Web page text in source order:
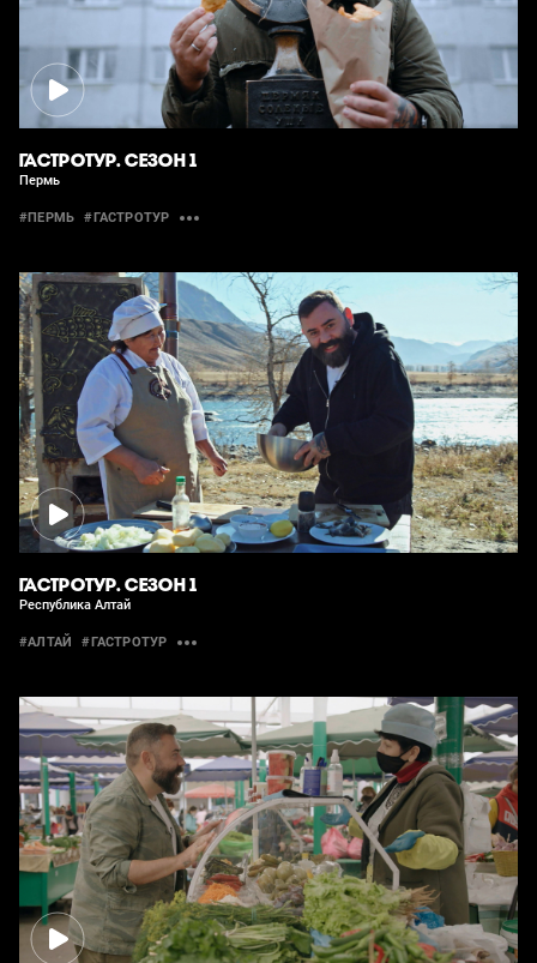
ГАСТРОТУР. СЕЗОН 1
Пермь
#ПЕРМЬ #ГАСТРОТУР
ГАСТРОТУР. СЕЗОН 1
Республика Алтай
#АЛТАЙ #ГАСТРОТУР